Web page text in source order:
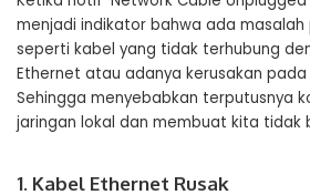
menjadi indikator bahwa ada
seperti kabel yang tidak terhubung
Ethernet atau adanya kerusakan pada
Sehingga menyebabkan terputusnya
jaringan lokal dan membuat kita tidak
1. Kabel Ethernet Rusak